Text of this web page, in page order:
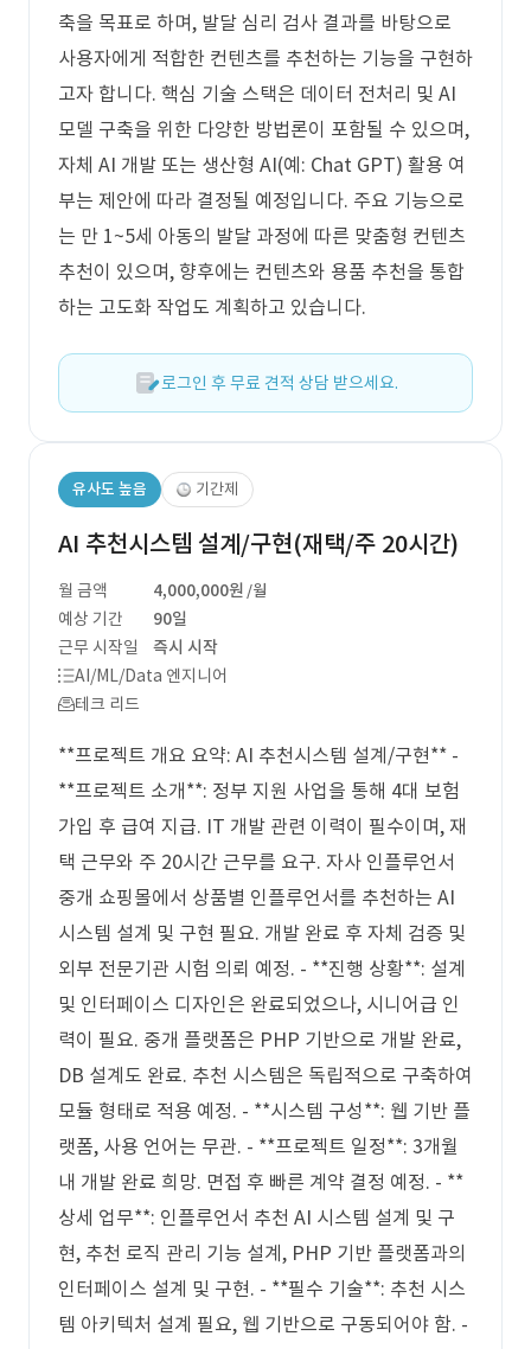
축을 목표로 하며, 발달 심리 검사 결과를 바탕으로
사용자에게 적합한 컨텐츠를 추천하는 기능을 구현하
고자 합니다. 핵심 기술 스택은 데이터 전처리 및 AI
모델 구축을 위한 다양한 방법론이 포함될 수 있으며,
자체 AI 개발 또는 생산형 AI(예: Chat GPT) 활용 여
부는 제안에 따라 결정될 예정입니다. 주요 기능으로
는 만 1~5세 아동의 발달 과정에 따른 맞춤형 컨텐츠
추천이 있으며, 향후에는 컨텐츠와 용품 추천을 통합
하는 고도화 작업도 계획하고 있습니다.
로그인 후 무료 견적 상담 받으세요.
유사도 높음 기간제
AI 추천시스템 설계/구현(재택/주 20시간)
월 금액 4,000,000원 /월
예상 기간
90일
근무 시작일
즉시 시작
AI/ML/Data 엔지니어
테크 리드
**프로젝트 개요 요약: AI 추천시스템 설계/구현** -
**프로젝트 소개**: 정부 지원 사업을 통해 4대 보험
가입 후 급여 지급. IT 개발 관련 이력이 필수이며, 재
택 근무와 주 20시간 근무를 요구. 자사 인플루언서
중개 쇼핑몰에서 상품별 인플루언서를 추천하는 AI
시스템 설계 및 구현 필요. 개발 완료 후 자체 검증 및
외부 전문기관 시험 의뢰 예정. - **진행 상황**: 설계
및 인터페이스 디자인은 완료되었으나, 시니어급 인
력이 필요. 중개 플랫폼은 PHP 기반으로 개발 완료,
DB 설계도 완료. 추천 시스템은 독립적으로 구축하여
모듈 형태로 적용 예정. - **시스템 구성**: 웹 기반 플
랫폼, 사용 언어는 무관. - **프로젝트 일정**: 3개월
내 개발 완료 희망. 면접 후 빠른 계약 결정 예정. - **
상세 업무**: 인플루언서 추천 AI 시스템 설계 및 구
현, 추천 로직 관리 기능 설계, PHP 기반 플랫폼과의
인터페이스 설계 및 구현. - **필수 기술**: 추천 시스
템 아키텍처 설계 필요, 웹 기반으로 구동되어야 함. -